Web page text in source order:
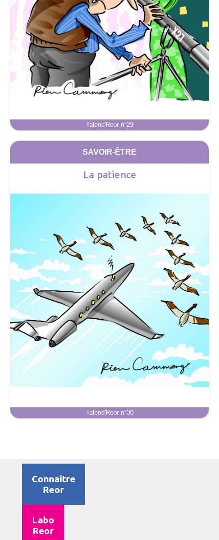
Talend'Reor n°29
SAVOIR-ÊTRE
La patience
Talend'Reor n°30
Connaître
Reor
Labo
Reor